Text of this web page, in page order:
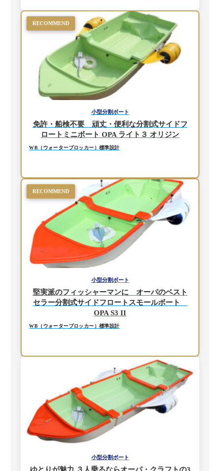
RECOMMEND
小型分割ボート
免許・船検不要 頑丈・便利な分割式サイドフ
ロートミニボート OPA ライト３ オリジン
WB（ウォーターブロッカー）標準設計
RECOMMEND
小型分割ボート
堅実派のフィッシャーマンに オーパのベスト
セラー分割式サイドフロートスモールボート
OPA S3 II
WB（ウォーターブロッカー）標準設計
小型分割ボート